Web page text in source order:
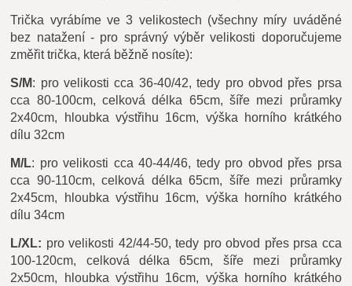
Trička vyrábíme ve 3 velikostech (všechny míry uváděné
bez natažení - pro správný výběr velikosti doporučujeme
změřit trička, která běžně nosíte):
S/M: pro velikosti cca 36-40/42, tedy pro obvod přes prsa
cca 80-100cm, celková délka 65cm, šíře mezi průramky
2x40cm, hloubka výstřihu 16cm, výška horního krátkého
dílu 32cm
M/L: pro velikosti cca 40-44/46, tedy pro obvod přes prsa
cca 90-110cm, celková délka 65cm, šíře mezi průramky
2x45cm, hloubka výstřihu 16cm, výška horního krátkého
dílu 34cm
L/XL: pro velikosti 42/44-50, tedy pro obvod přes prsa cca
100-120cm, celková délka 65cm, šíře mezi průramky
2x50cm, hloubka výstřihu 16cm, výška horního krátkého